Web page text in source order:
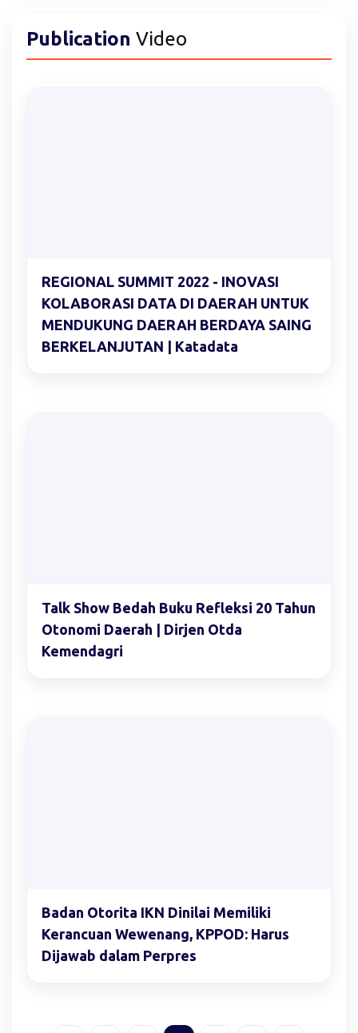
Publication Video
REGIONAL SUMMIT 2022 - INOVASI
KOLABORASI DATA DI DAERAH UNTUK
MENDUKUNG DAERAH BERDAYA SAING
BERKELANJUTAN | Katadata
Talk Show Bedah Buku Refleksi 20 Tahun
Otonomi Daerah | Dirjen Otda
Kemendagri
Badan Otorita IKN Dinilai Memiliki
Kerancuan Wewenang, KPPOD: Harus
Dijawab dalam Perpres